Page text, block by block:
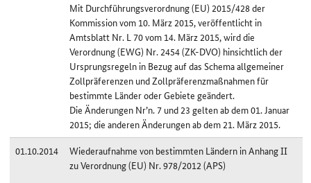
Mit Durchführungsverordnung (EU) 2015/428 der
Kommission vom 10. März 2015, veröffentlicht in
Amtsblatt Nr. L 70 vom 14. März 2015, wird die
Verordnung (EWG) Nr. 2454 (ZK-DVO) hinsichtlich der
Ursprungsregeln in Bezug auf das Schema allgemeiner
Zollpräferenzen und Zollpräferenzmaßnahmen für
bestimmte Länder oder Gebiete geändert.
Die Änderungen Nr’n. 7 und 23 gelten ab dem 01. Januar
2015; die anderen Änderungen ab dem 21. März 2015.
01.10.2014
Wiederaufnahme von bestimmten Ländern in Anhang II
zu Verordnung (EU) Nr. 978/2012 (APS)